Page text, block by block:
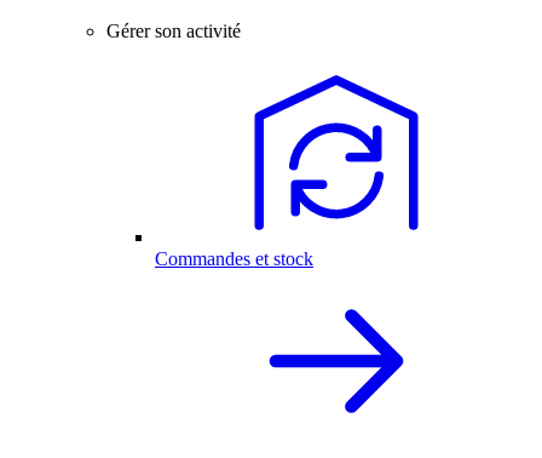
Gérer son activité
Commandes et stock